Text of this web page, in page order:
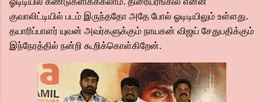
குவாலிட்டியில் படம் இருந்ததோ அதே போல் ஓடிடியிலும் உள்ளது.
தயாரிப்பாளர் யுவன் அவர்களுக்கும் நாயகன் விஜய் சேதுபதிக்கும்
இந்நேரத்தில் நன்றி கூறிக்கொள்கிறேன்.